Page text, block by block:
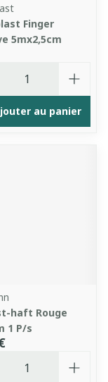
Finger
5mx2,5cm
au panier
haft Rouge
1 P/s